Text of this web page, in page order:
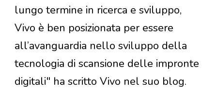
lungo termine in ricerca e sviluppo,
Vivo è ben posizionata per essere
all’avanguardia nello sviluppo della
tecnologia di scansione delle impronte
digitali" ha scritto Vivo nel suo blog.